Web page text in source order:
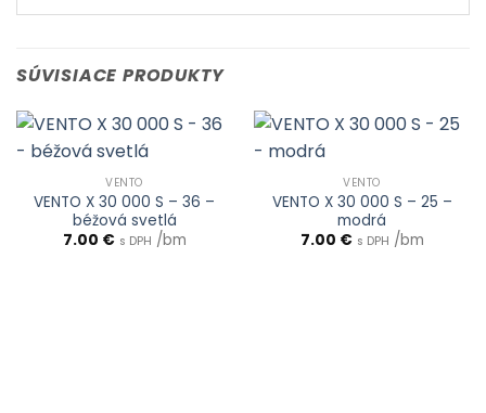
SÚVISIACE PRODUKTY
VENTO
VENTO X 30 000 S – 36 –
béžová svetlá
7.00 € s DPH /bm
VENTO
VENTO X 30 000 S – 25 –
modrá
7.00 € s DPH /bm